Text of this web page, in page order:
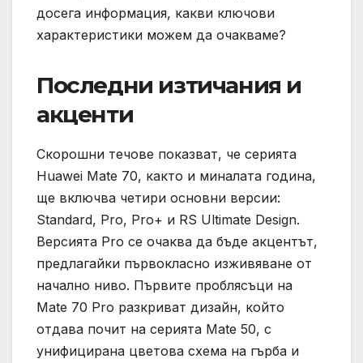
досега информация, какви ключови
характеристики можем да очакваме?
Последни изтичания и
акценти
Скорошни течове показват, че серията
Huawei Mate 70, както и миналата година,
ще включва четири основни версии:
Standard, Pro, Pro+ и RS Ultimate Design.
Версията Pro се очаква да бъде акцентът,
предлагайки първокласно изживяване от
начално ниво. Първите проблясъци на
Mate 70 Pro разкриват дизайн, който
отдава почит на серията Mate 50, с
унифицирана цветова схема на гърба и